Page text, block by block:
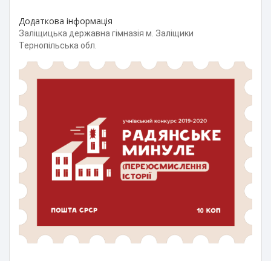
Додаткова інформація
Заліщицька державна гімназія м. Заліщики
Тернопільська обл.